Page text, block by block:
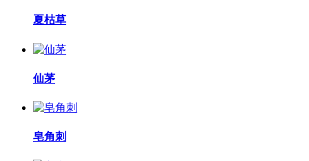
夏枯草
仙茅
皂角刺